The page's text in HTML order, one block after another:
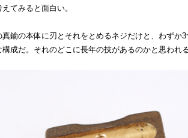
てみると面白い。
鍮の本体に刃とそれをとめるネジだけと、わずか
成だ。それのどこに長年の技があるのかと思われ